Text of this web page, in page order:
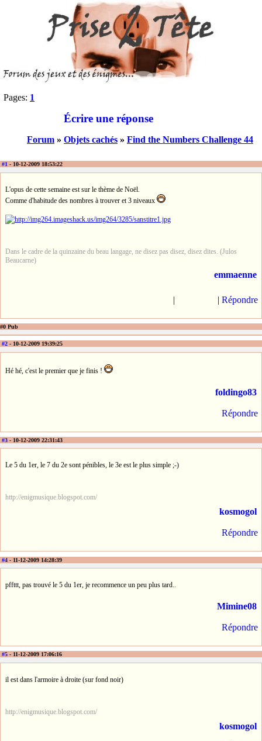
Pages: 1
Écrire une réponse
Forum » Objets cachés » Find the Numbers Challenge 44
#1 - 10-12-2009 18:53:22
L'opus de cette semaine est sur le thème de Noël.
Comme d'habitude des nombres à trouver et 3 niveaux
Dans le cadre de la quinzaine du beau langage, ne disez pas disez, disez dites. (Julos
Beaucarne)
emmaenne
| | Répondre
#0 Pub
#2 - 10-12-2009 19:39:25
Hé hé, c'est le premier que je finis !
foldingo83
Répondre
#3 - 10-12-2009 22:31:43
Le 5 du 1er, le 7 du 2e sont pénibles, le 3e est le plus simple ;-)
http://enigmusique.blogspot.com/
kosmogol
Répondre
#4 - 11-12-2009 14:28:39
pffttt, pas trouvé le 5 du 1er, je recommence un peu plus tard..
Mimine08
Répondre
#5 - 11-12-2009 17:06:16
il est dans l'armoire à droite (sur fond noir)
http://enigmusique.blogspot.com/
kosmogol